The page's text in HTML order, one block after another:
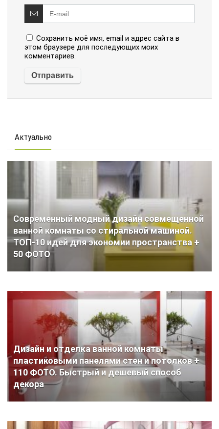
Сохранить моё имя, email и адрес сайта в
этом браузере для последующих моих
комментариев.
Актуально
Современный модный дизайн совмещенной
ванной комнаты со стиральной машиной.
ТОП-10 идей для экономии пространства +
50 ФОТО
Дизайн и отделка ванной комнаты
пластиковыми панелями стен и потолков +
110 ФОТО. Быстрый и дешевый способ
декора